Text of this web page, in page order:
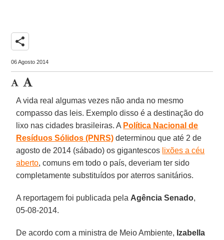
share
06 Agosto 2014
A vida real algumas vezes não anda no mesmo
compasso das leis. Exemplo disso é a destinação do
lixo nas cidades brasileiras. A Política Nacional de
Resíduos Sólidos (PNRS) determinou que até 2 de
agosto de 2014 (sábado) os gigantescos lixões a céu
aberto, comuns em todo o país, deveriam ter sido
completamente substituídos por aterros sanitários.
A reportagem foi publicada pela Agência Senado,
05-08-2014.
De acordo com a ministra de Meio Ambiente, Izabella